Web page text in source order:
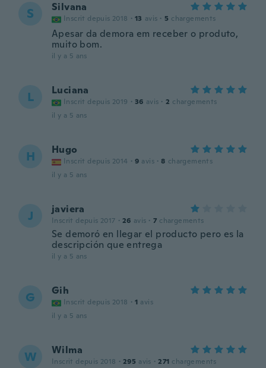
S Silvana
Inscrit depuis 2018 · 13 avis · 5 chargements
Apesar da demora em receber o produto,
muito bom.
il y a 5 ans
L Luciana
Inscrit depuis 2019 · 36 avis · 2 chargements
il y a 5 ans
H Hugo
Inscrit depuis 2014 · 9 avis · 8 chargements
il y a 5 ans
J javiera
Inscrit depuis 2017 · 26 avis · 7 chargements
Se demoró en llegar el producto pero es la
descripción que entrega
il y a 5 ans
G Gih
Inscrit depuis 2018 · 1 avis
il y a 5 ans
W Wilma
Inscrit depuis 2018 · 295 avis · 271 chargements